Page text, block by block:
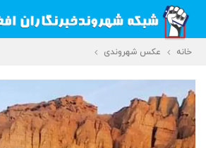
خانه عکس شهروندی